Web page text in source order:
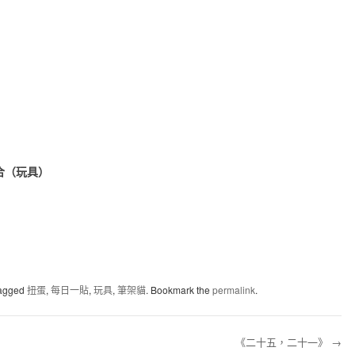
玩具）
扭蛋, 每日一貼, 玩具, 筆架貓. Bookmark the permalink.
《二十五，二十一》 →